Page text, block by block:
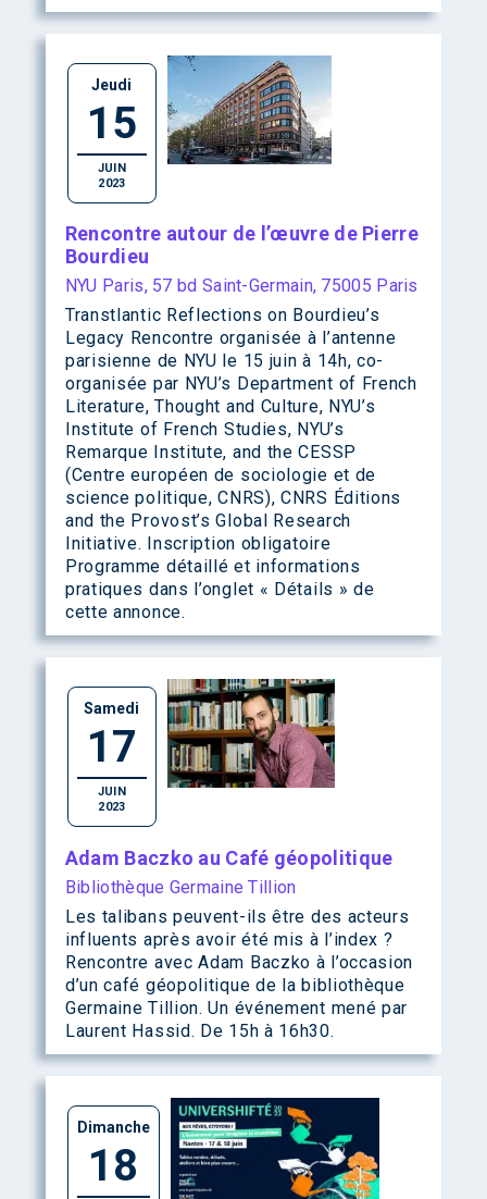
Rencontre autour de l’œuvre de Pierre
Bourdieu
NYU Paris, 57 bd Saint-Germain, 75005 Paris
Transtlantic Reflections on Bourdieu’s
Legacy Rencontre organisée à l’antenne
parisienne de NYU le 15 juin à 14h, co-
organisée par NYU’s Department of French
Literature, Thought and Culture, NYU’s
Institute of French Studies, NYU’s
Remarque Institute, and the CESSP
(Centre européen de sociologie et de
science politique, CNRS), CNRS Éditions
and the Provost’s Global Research
Initiative. Inscription obligatoire
Programme détaillé et informations
pratiques dans l’onglet « Détails » de
cette annonce.
Jeudi
15
JUIN
2023
Adam Baczko au Café géopolitique
Bibliothèque Germaine Tillion
Les talibans peuvent-ils être des acteurs
influents après avoir été mis à l’index ?
Rencontre avec Adam Baczko à l’occasion
d’un café géopolitique de la bibliothèque
Germaine Tillion. Un événement mené par
Laurent Hassid. De 15h à 16h30.
Samedi
17
JUIN
2023
Dimanche
18